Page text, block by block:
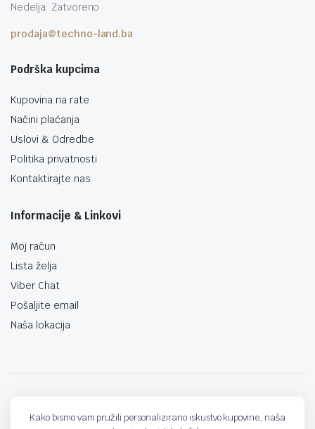
Nedelja: Zatvoreno
prodaja@techno-land.ba
Podrška kupcima
Kupovina na rate
Načini plaćanja
Uslovi & Odredbe
Politika privatnosti
Kontaktirajte nas
Informacije & Linkovi
Moj račun
Lista želja
Viber Chat
Pošaljite email
Naša lokacija
Kako bismo vam pružili personalizirano iskustvo kupovine, naša